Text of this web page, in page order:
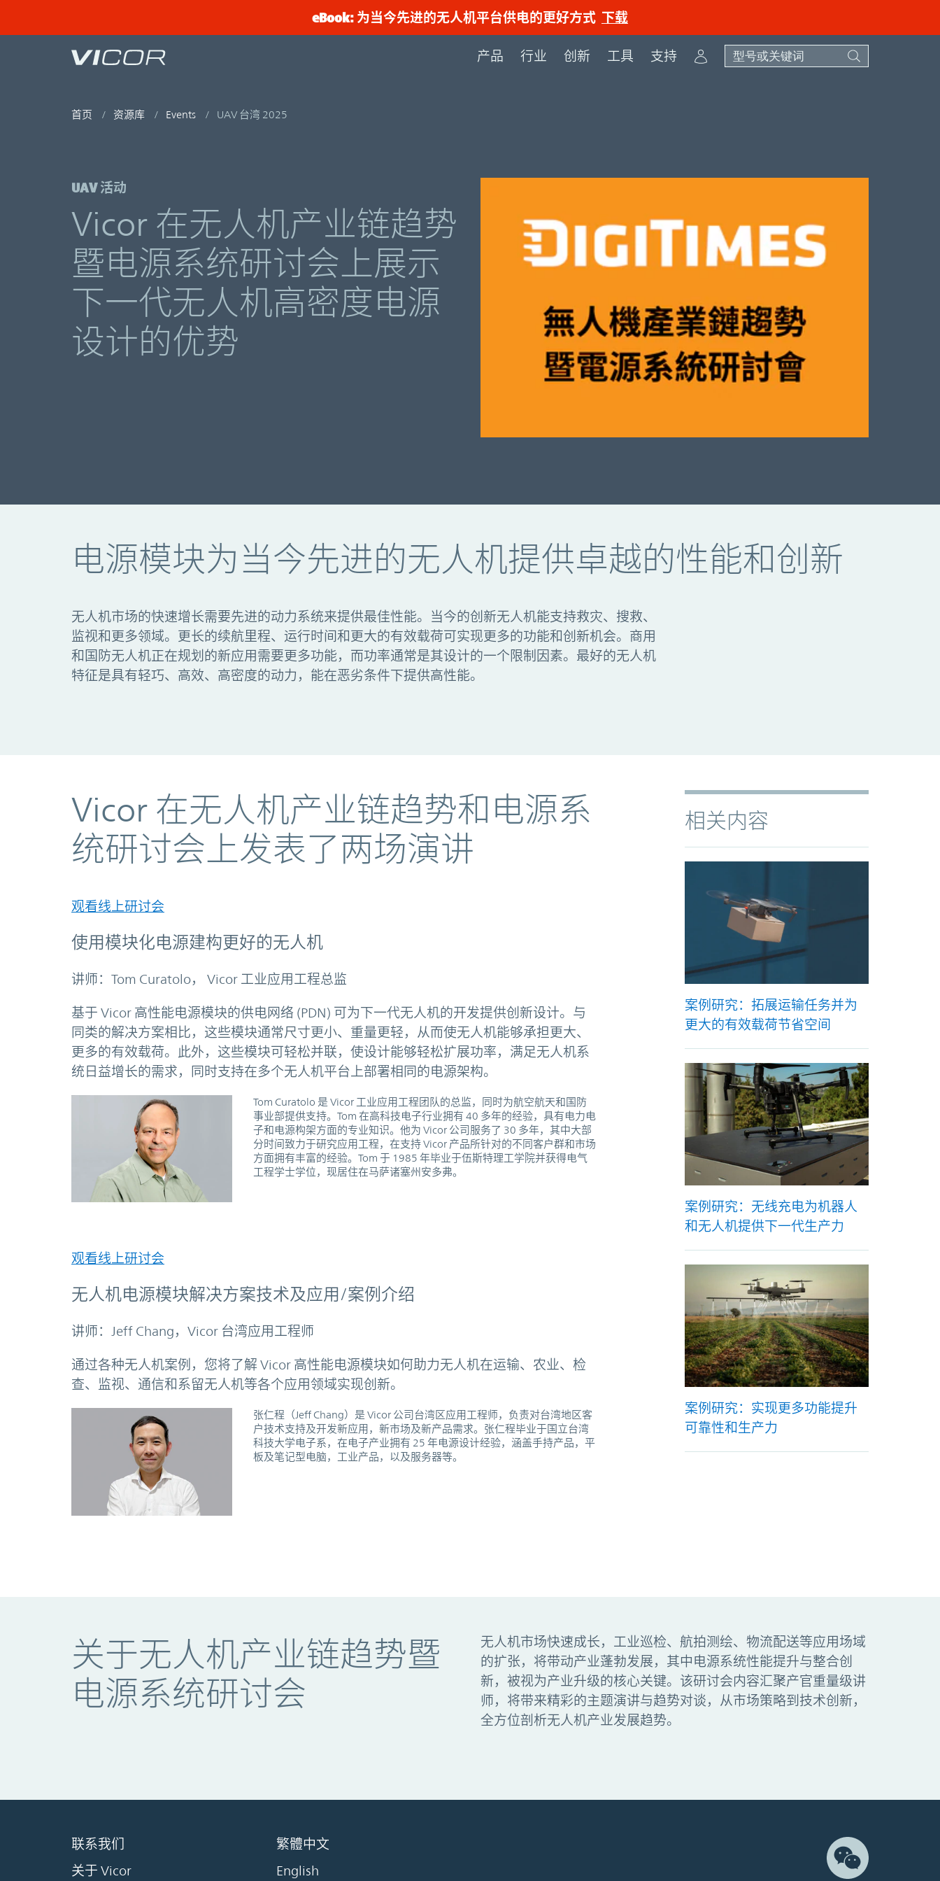
eBook: 为当今先进的无人机平台供电的更好方式 下载
产品 行业 创新 工具 支持 Account
首页 资源库 Events UAV 台湾 2025
UAV 活动
Vicor 在无人机产业链趋势
暨电源系统研讨会上展示
下一代无人机高密度电源
设计的优势
电源模块为当今先进的无人机提供卓越的性能和创新
无人机市场的快速增长需要先进的动力系统来提供最佳性能。当今的创新无人机能支持救灾、搜救、
监视和更多领域。更长的续航里程、运行时间和更大的有效载荷可实现更多的功能和创新机会。商用
和国防无人机正在规划的新应用需要更多功能，而功率通常是其设计的一个限制因素。最好的无人机
特征是具有轻巧、高效、高密度的动力，能在恶劣条件下提供高性能。
Vicor 在无人机产业链趋势和电源系
统研讨会上发表了两场演讲
观看线上研讨会
使用模块化电源建构更好的无人机
讲师：Tom Curatolo， Vicor 工业应用工程总监
基于 Vicor 高性能电源模块的供电网络 (PDN) 可为下一代无人机的开发提供创新设计。与
同类的解决方案相比，这些模块通常尺寸更小、重量更轻，从而使无人机能够承担更大、
更多的有效载荷。此外，这些模块可轻松并联，使设计能够轻松扩展功率，满足无人机系
统日益增长的需求，同时支持在多个无人机平台上部署相同的电源架构。
Tom Curatolo 是 Vicor 工业应用工程团队的总监，同时为航空航天和国防
事业部提供支持。Tom 在高科技电子行业拥有 40 多年的经验，具有电力电
子和电源构架方面的专业知识。他为 Vicor 公司服务了 30 多年，其中大部
分时间致力于研究应用工程，在支持 Vicor 产品所针对的不同客户群和市场
方面拥有丰富的经验。Tom 于 1985 年毕业于伍斯特理工学院并获得电气
工程学士学位，现居住在马萨诸塞州安多弗。
观看线上研讨会
无人机电源模块解决方案技术及应用/案例介绍
讲师：Jeff Chang，Vicor 台湾应用工程师
通过各种无人机案例，您将了解 Vicor 高性能电源模块如何助力无人机在运输、农业、检
查、监视、通信和系留无人机等各个应用领域实现创新。
张仁程（Jeff Chang）是 Vicor 公司台湾区应用工程师，负责对台湾地区客
户技术支持及开发新应用，新市场及新产品需求。张仁程毕业于国立台湾
科技大学电子系，在电子产业拥有 25 年电源设计经验，涵盖手持产品，平
板及笔记型电脑，工业产品，以及服务器等。
相关内容
案例研究：拓展运输任务并为
更大的有效载荷节省空间
案例研究：无线充电为机器人
和无人机提供下一代生产力
案例研究：实现更多功能提升
可靠性和生产力
关于无人机产业链趋势暨
电源系统研讨会
无人机市场快速成长，工业巡检、航拍测绘、物流配送等应用场域
的扩张，将带动产业蓬勃发展，其中电源系统性能提升与整合创
新，被视为产业升级的核心关键。该研讨会内容汇聚产官重量级讲
师，将带来精彩的主题演讲与趋势对谈，从市场策略到技术创新，
全方位剖析无人机产业发展趋势。
联系我们
关于 Vicor
繁體中文
English